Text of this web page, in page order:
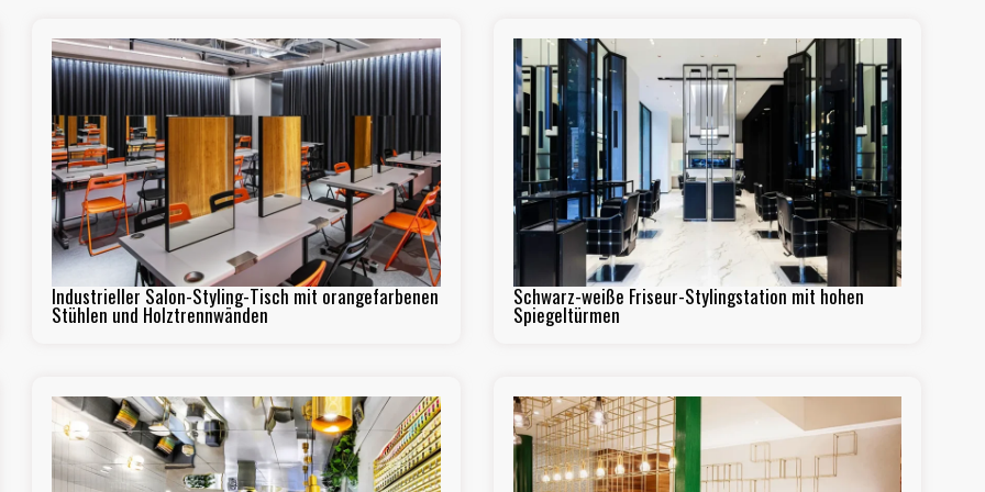
Industrieller Salon-Styling-Tisch mit orangefarbenen
Stühlen und Holztrennwänden
Schwarz-weiße Friseur-Stylingstation mit hohen
Spiegeltürmen